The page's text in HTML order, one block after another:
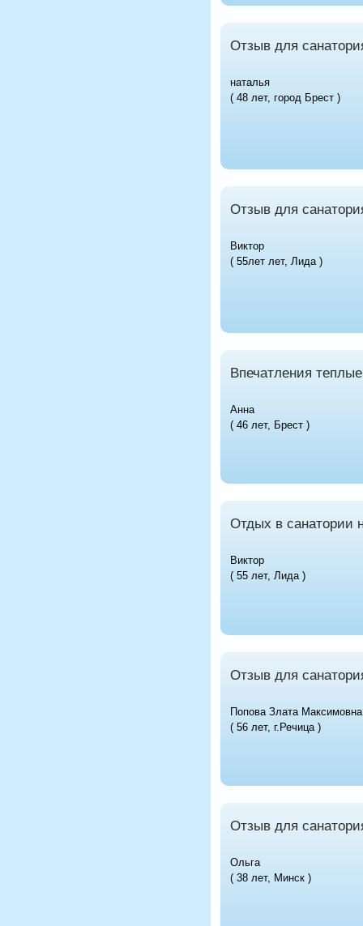
Отзыв для
наталья
( 48 лет, город Брест )
Отзыв для
Виктор
( 55лет лет, Лида )
Впечатления
Анна
( 46 лет, Брест )
Отдых в санатории
Виктор
( 55 лет, Лида )
Отзыв для
Попова Злата Максимовна
( 56 лет, г.Речица )
Отзыв для
Ольга
( 38 лет, Минск )